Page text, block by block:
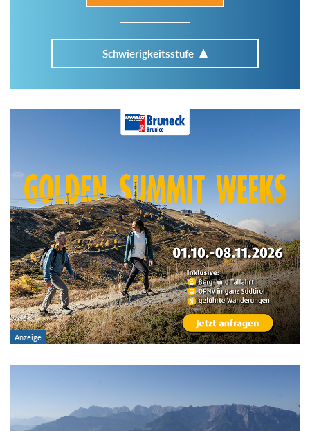
Schwierigkeitsstufe
Im Tourenarchiv suchen
Region:
Gebirge:
Art der Tour: